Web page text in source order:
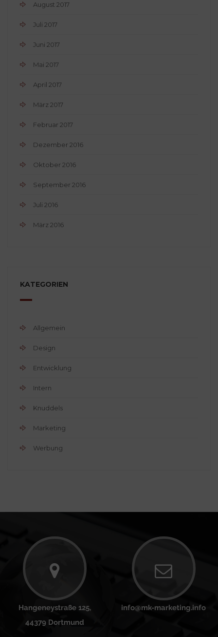
August 2017
Juli 2017
Juni 2017
Mai 2017
April 2017
März 2017
Februar 2017
Dezember 2016
Oktober 2016
September 2016
Juli 2016
März 2016
KATEGORIEN
Allgemein
Design
Entwicklung
Intern
Knuddels
Marketing
Werbung
Hangeneystraße 125,
44379 Dortmund
info@mk-marketing.info